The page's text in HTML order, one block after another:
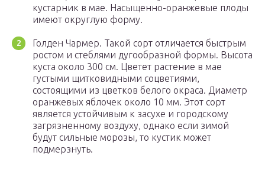
кустарник в мае. Насыщенно-оранжевые плоды
имеют округлую форму.
Голден Чармер. Такой сорт отличается быстрым
ростом и стеблями дугообразной формы. Высота
куста около 300 см. Цветет растение в мае
густыми щитковидными соцветиями,
состоящими из цветков белого окраса. Диаметр
оранжевых яблочек около 10 мм. Этот сорт
является устойчивым к засухе и городскому
загрязненному воздуху, однако если зимой
будут сильные морозы, то кустик может
подмерзнуть.